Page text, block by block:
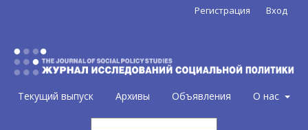
Текущий выпуск Архивы Объявления О нас
Регистрация Вход